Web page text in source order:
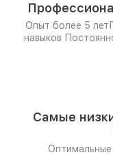
Опыт более 5 лет
навыков
Самые